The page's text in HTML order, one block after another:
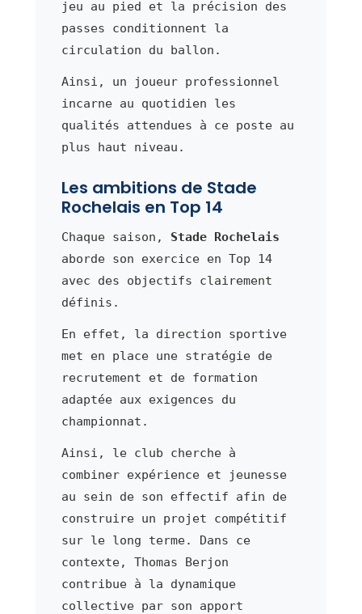
jeu au pied et la précision des
passes conditionnent la
circulation du ballon.
Ainsi, un joueur professionnel
incarne au quotidien les
qualités attendues à ce poste au
plus haut niveau.
Les ambitions de Stade
Rochelais en Top 14
Chaque saison, Stade Rochelais
aborde son exercice en Top 14
avec des objectifs clairement
définis.
En effet, la direction sportive
met en place une stratégie de
recrutement et de formation
adaptée aux exigences du
championnat.
Ainsi, le club cherche à
combiner expérience et jeunesse
au sein de son effectif afin de
construire un projet compétitif
sur le long terme. Dans ce
contexte, Thomas Berjon
contribue à la dynamique
collective par son apport